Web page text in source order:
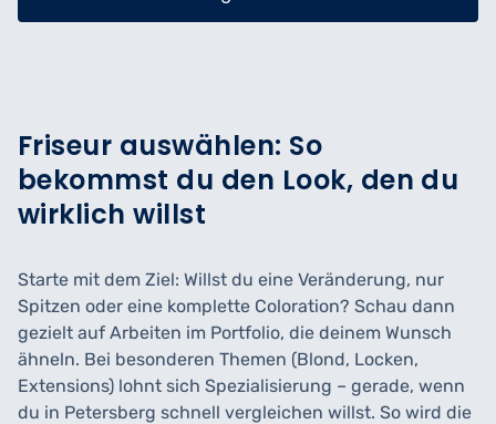
Friseur auswählen: So
bekommst du den Look, den du
wirklich willst
Starte mit dem Ziel: Willst du eine Veränderung, nur
Spitzen oder eine komplette Coloration? Schau dann
gezielt auf Arbeiten im Portfolio, die deinem Wunsch
ähneln. Bei besonderen Themen (Blond, Locken,
Extensions) lohnt sich Spezialisierung – gerade, wenn
du in Petersberg schnell vergleichen willst. So wird die